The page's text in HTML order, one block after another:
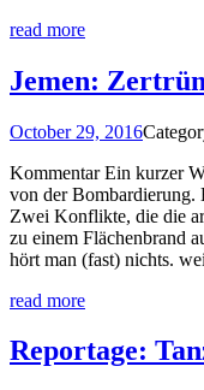
read more
Jemen:
October 29, 2016
Kommentar Ein kurzer
von der Bombardierung.
Zwei Konflikte, die die
zu einem Flächenbrand
hört man (fast) nichts.
read more
Reportage: